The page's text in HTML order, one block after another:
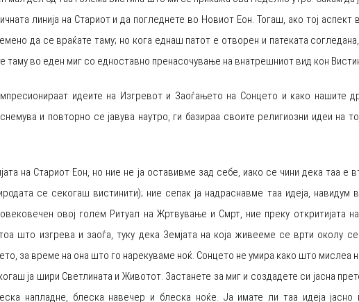
линија на Стариот и да погледнете во Новиот Еон. Тогаш, ако тој аспект
да се враќате таму; но кога еднаш патот е отворен и патеката
таму во еден миг со едноставно пренасочување на внатрешниот вид кон
идеите на Изгревот и Заоѓањето на Сонцето и како нашите
и повторно се јавува наутро, ги базираа своите религиозни идеи на
на Стариот Еон, но ние не ја оставивме зад себе, иако се чини дека таа е
се секогаш вистинити); ние сепак ја надраснавме таа идеја, навидум
овој голем Ритуал на Жртвување и Смрт, ние преку откритијата на
што изгрева и заоѓа, туку дека Земјата на која живееме се врти околу
за време на она што го нарекуваме ноќ. Сонцето не умира како што мислеа
ја шири Светлината и Животот. Застанете за миг и создадете си јасна
напладне, блеска навечер и блеска ноќе. Ја имате ли таа идеја јасно